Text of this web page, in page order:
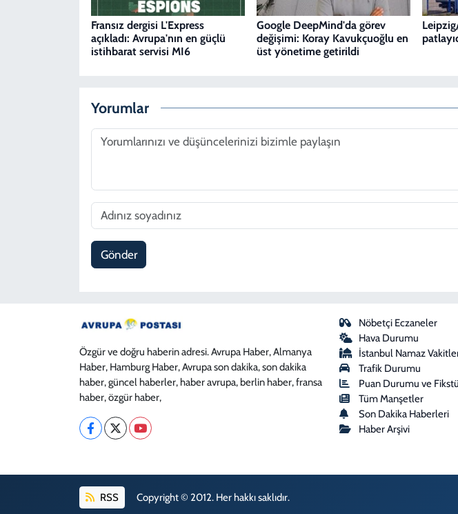
Fransız dergisi L'Express
açıkladı: Avrupa'nın en güçlü
istihbarat servisi MI6
Google DeepMind'da görev
değişimi: Koray Kavukçuoğlu en
üst yönetime getirildi
Yorumlar
Gönder
Özgür ve doğru haberin adresi. Avrupa Haber, Almanya
Haber, Hamburg Haber, Avrupa son dakika, son dakika
haber, güncel haberler, haber avrupa, berlin haber, fransa
haber, özgür haber,
Nöbetçi Eczaneler
Hava Durumu
İstanbul Namaz
Trafik Durumu
Puan Durumu ve
Tüm Manşetler
Son Dakika Haberleri
Haber Arşivi
RSS Copyright © 2012. Her hakkı saklıdır.